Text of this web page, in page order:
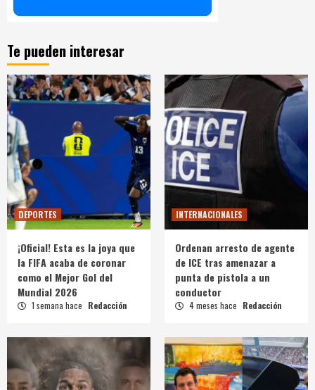
Te pueden interesar
DEPORTES
¡Oficial! Esta es la joya que
la FIFA acaba de coronar
como el Mejor Gol del
Mundial 2026
1 semana hace Redacción
INTERNACIONALES
Ordenan arresto de agente
de ICE tras amenazar a
punta de pistola a un
conductor
4 meses hace Redacción